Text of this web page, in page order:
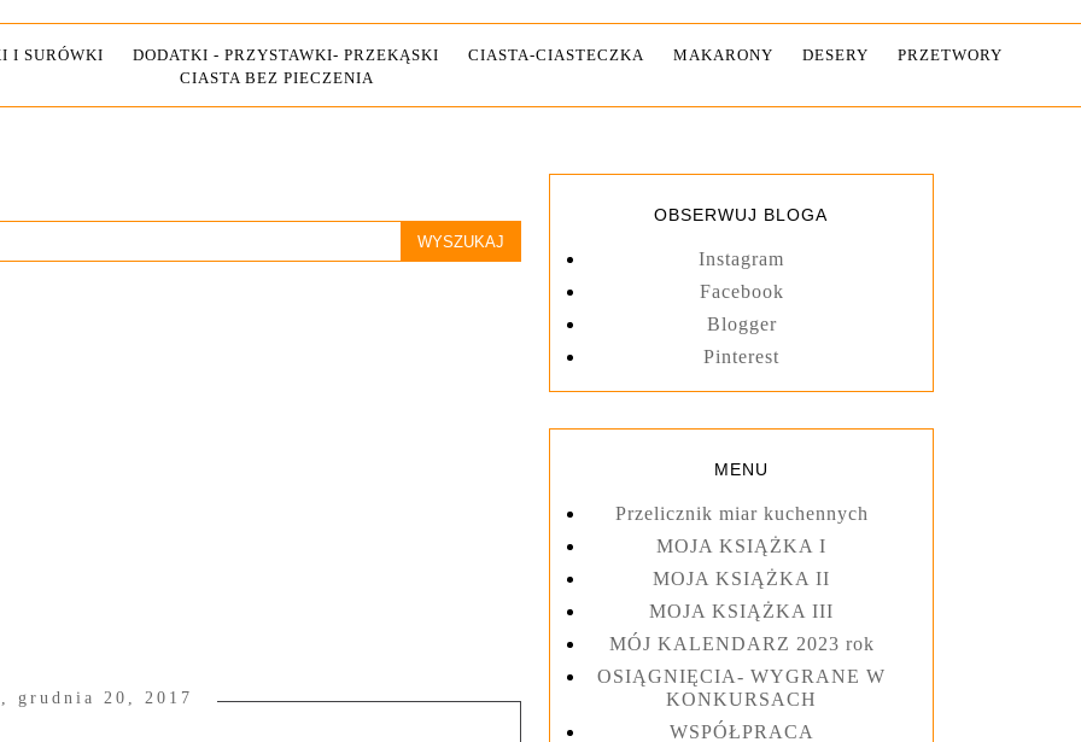
I SURÓWKI DODATKI - PRZYSTAWKI- PRZEKĄSKI CIASTA-CIASTECZKA MAKARONY DESERY
PRZETWORY
CIASTA BEZ PIECZENIA
grudnia 20, 2017
OBSERWUJ BLOGA
Instagram
Facebook
Blogger
Pinterest
MENU
Przelicznik miar kuchennych
MOJA KSIĄŻKA I
MOJA KSIĄŻKA II
MOJA KSIĄŻKA III
MÓJ KALENDARZ 2023 rok
OSIĄGNIĘCIA- WYGRANE W
KONKURSACH
WSPÓŁPRACA